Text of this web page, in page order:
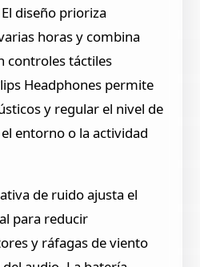
diseño prioriza
horas y combina
controles táctiles
Headphones permite
y regular el nivel de
entorno o la actividad
de ruido ajusta el
para reducir
y ráfagas de viento